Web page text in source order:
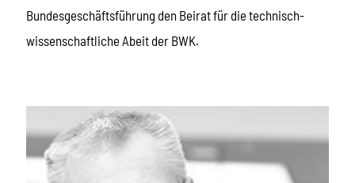
Bundesgeschäftsführung den Beirat für die technisch-
wissenschaftliche Abeit der BWK.